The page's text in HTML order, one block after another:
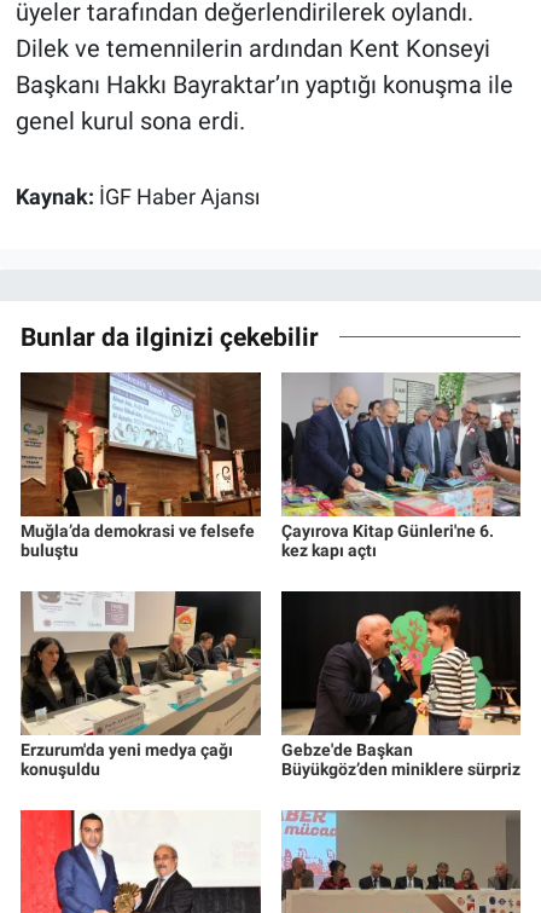
üyeler tarafından değerlendirilerek oylandı.
Dilek ve temennilerin ardından Kent Konseyi
Başkanı Hakkı Bayraktar’ın yaptığı konuşma ile
genel kurul sona erdi.
Kaynak: İGF Haber Ajansı
Bunlar da ilginizi çekebilir
Muğla’da demokrasi ve felsefe
buluştu
Çayırova Kitap Günleri'ne 6.
kez kapı açtı
Erzurum'da yeni medya çağı
konuşuldu
Gebze'de Başkan
Büyükgöz’den miniklere sürpriz